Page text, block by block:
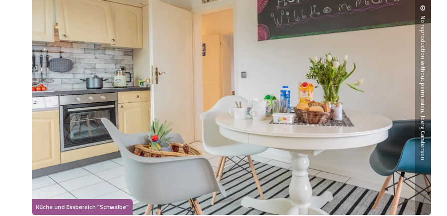
Küche und Essbereich "Schwalbe"
©
No reproduction without permission, Joerg Carstensen